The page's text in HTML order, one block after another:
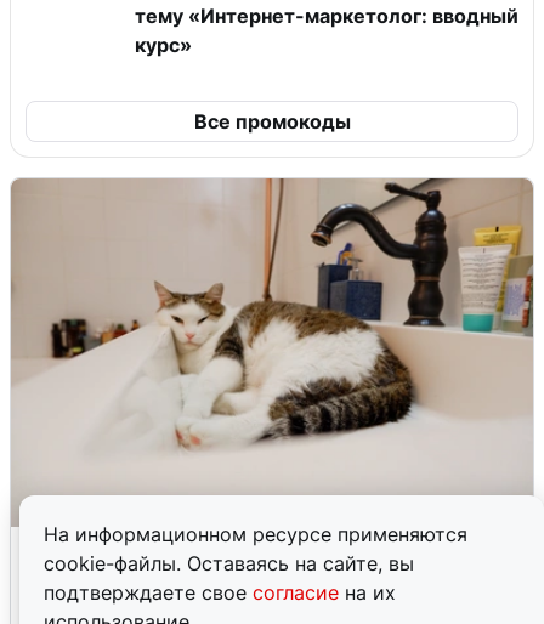
На информационном ресурсе применяются
cookie-файлы. Оставаясь на сайте, вы
подтверждаете свое согласие на их
тему «Интернет-маркетолог: вводный
курс»
Все промокоды
Екатеринбуржцам объяснили, когда
вернут воду